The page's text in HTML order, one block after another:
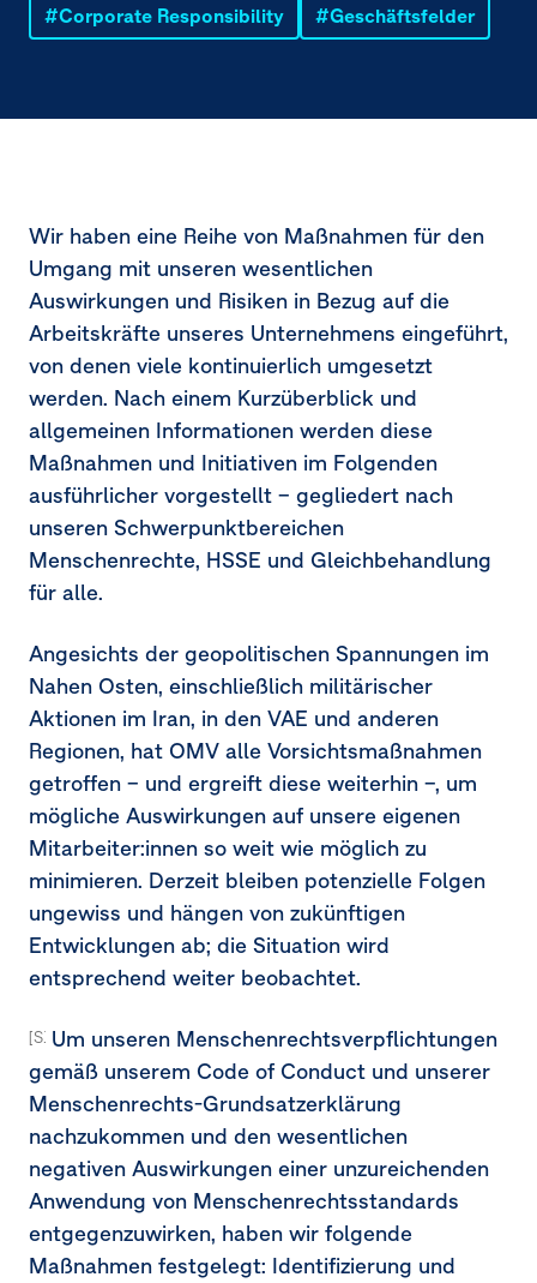
Corporate Responsibility Geschäftsfelder
Wir haben eine Reihe von Maßnahmen für den
Umgang mit unseren wesentlichen
Auswirkungen und Risiken in Bezug auf die
Arbeitskräfte unseres Unternehmens eingeführt,
von denen viele kontinuierlich umgesetzt
werden. Nach einem Kurzüberblick und
allgemeinen Informationen werden diese
Maßnahmen und Initiativen im Folgenden
ausführlicher vorgestellt – gegliedert nach
unseren Schwerpunktbereichen
Menschenrechte, HSSE und Gleichbehandlung
für alle.
Angesichts der geopolitischen Spannungen im
Nahen Osten, einschließlich militärischer
Aktionen im Iran, in den VAE und anderen
Regionen, hat OMV alle Vorsichtsmaßnahmen
getroffen – und ergreift diese weiterhin –, um
mögliche Auswirkungen auf unsere eigenen
Mitarbeiter:innen so weit wie möglich zu
minimieren. Derzeit bleiben potenzielle Folgen
ungewiss und hängen von zukünftigen
Entwicklungen ab; die Situation wird
entsprechend weiter beobachtet.
[S1-4.37] [S1-4.38a] [MDR-A-68a]
Um unseren Menschenrechtsverpflichtungen
gemäß unserem Code of Conduct und unserer
Menschenrechts-Grundsatzerklärung
nachzukommen und den wesentlichen
negativen Auswirkungen einer unzureichenden
Anwendung von Menschenrechtsstandards
entgegenzuwirken, haben wir folgende
Maßnahmen festgelegt: Identifizierung und